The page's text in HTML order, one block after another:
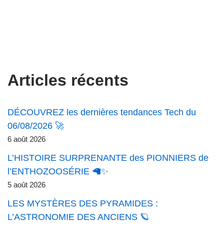
Articles récents
DÉCOUVREZ les dernières tendances Tech du
06/08/2026 🚀
6 août 2026
L’HISTOIRE SURPRENANTE des PIONNIERS de
l’ENTHOZOOSÉRIE 🦙✨
5 août 2026
LES MYSTÈRES DES PYRAMIDES :
L’ASTRONOMIE DES ANCIENS 🪐